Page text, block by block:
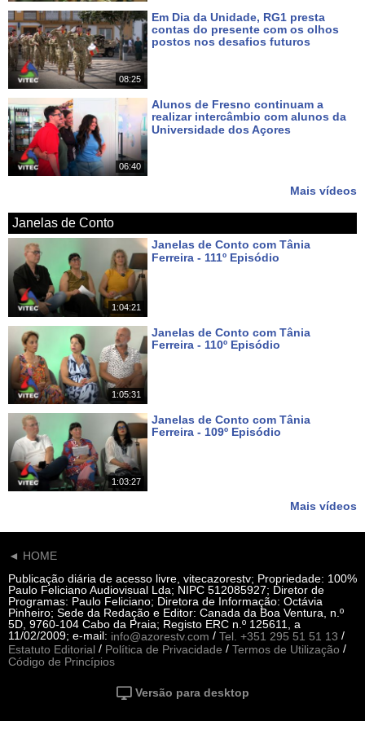
08:25
Em Dia da Unidade, RG1 presta
contas do presente com os olhos
postos nos desafios futuros
06:40
Alunos de Fresno continuam a
realizar intercâmbio com alunos da
Universidade dos Açores
Mais vídeos
Janelas de Conto
1:04:21
Janelas de Conto com Tânia
Ferreira - 111º Episódio
1:05:31
Janelas de Conto com Tânia
Ferreira - 110º Episódio
1:03:27
Janelas de Conto com Tânia
Ferreira - 109º Episódio
Mais vídeos
◄ HOME
Publicação diária de acesso livre, vitecazorestv; Propriedade: 100%
Paulo Feliciano Audiovisual Lda; NIPC 512085927; Diretor de
Programas: Paulo Feliciano; Diretora de Informação: Octávia
Pinheiro; Sede da Redação e Editor: Canada da Boa Ventura, n.º
5D, 9760-104 Cabo da Praia; Registo ERC n.º 125611, a
11/02/2009; e-mail: info@azorestv.com / Tel. +351 295 51 51 13 /
Estatuto Editorial / Política de Privacidade / Termos de Utilização /
Código de Princípios
Versão para desktop